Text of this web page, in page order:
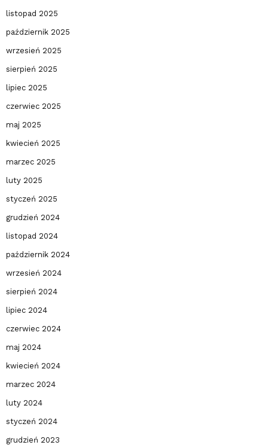
listopad 2025
październik 2025
wrzesień 2025
sierpień 2025
lipiec 2025
czerwiec 2025
maj 2025
kwiecień 2025
marzec 2025
luty 2025
styczeń 2025
grudzień 2024
listopad 2024
październik 2024
wrzesień 2024
sierpień 2024
lipiec 2024
czerwiec 2024
maj 2024
kwiecień 2024
marzec 2024
luty 2024
styczeń 2024
grudzień 2023